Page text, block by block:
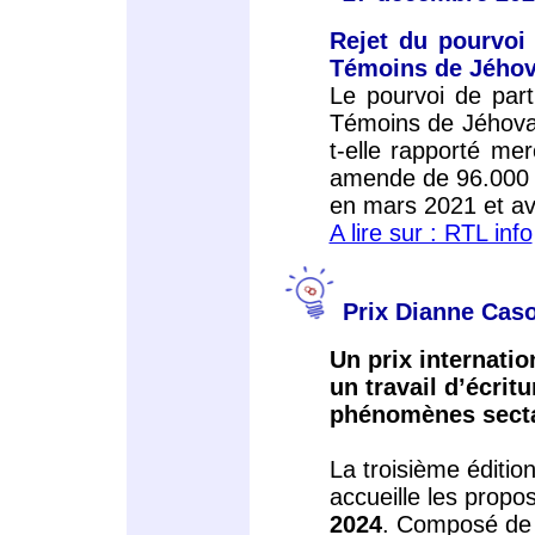
Rejet du
Témoins de
Le pourvoi de
Témoins de
t-elle rapporté
amende de
en mars 2021 et
A lire sur : RTL info
Prix Dianne
Un prix
un travail
phénomènes
La troisième
accueille les
2024. Composé